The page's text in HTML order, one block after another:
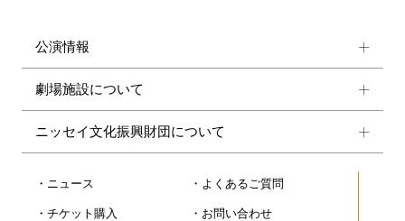
公演情報
劇場施設について
ニッセイ文化振興財団について
ニュース
チケット購入
よくあるご質問
お問い合わせ